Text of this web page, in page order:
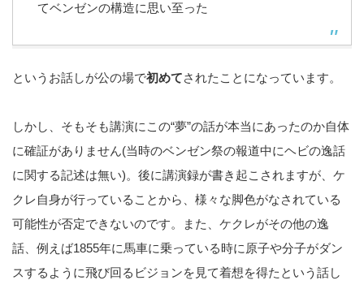
てベンゼンの構造に思い至った
というお話しが公の場で初めてされたことになっています。
しかし、そもそも講演にこの“夢”の話が本当にあったのか自体
に確証がありません(当時のベンゼン祭の報道中にヘビの逸話
に関する記述は無い)。後に講演録が書き起こされますが、ケ
クレ自身が行っていることから、様々な脚色がなされている
可能性が否定できないのです。また、ケクレがその他の逸
話、例えば1855年に馬車に乗っている時に原子や分子がダン
スするように飛び回るビジョンを見て着想を得たという話し